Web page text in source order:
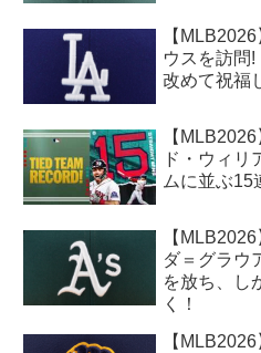
【
ウスを訪問
改めて祝福
【
ド・ウィリ
ムに並ぶ15
【
ダ＝グラウ
を放ち、し
く！
【